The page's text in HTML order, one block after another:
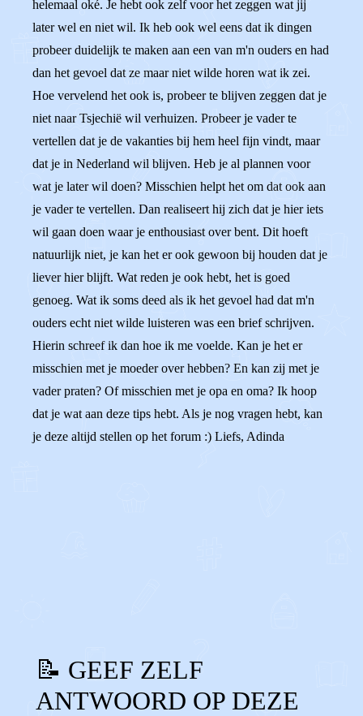
helemaal oké. Je hebt ook zelf voor het zeggen wat jij
later wel en niet wil. Ik heb ook wel eens dat ik dingen
probeer duidelijk te maken aan een van m'n ouders en had
dan het gevoel dat ze maar niet wilde horen wat ik zei.
Hoe vervelend het ook is, probeer te blijven zeggen dat je
niet naar Tsjechië wil verhuizen. Probeer je vader te
vertellen dat je de vakanties bij hem heel fijn vindt, maar
dat je in Nederland wil blijven. Heb je al plannen voor
wat je later wil doen? Misschien helpt het om dat ook aan
je vader te vertellen. Dan realiseert hij zich dat je hier iets
wil gaan doen waar je enthousiast over bent. Dit hoeft
natuurlijk niet, je kan het er ook gewoon bij houden dat je
liever hier blijft. Wat reden je ook hebt, het is goed
genoeg. Wat ik soms deed als ik het gevoel had dat m'n
ouders echt niet wilde luisteren was een brief schrijven.
Hierin schreef ik dan hoe ik me voelde. Kan je het er
misschien met je moeder over hebben? En kan zij met je
vader praten? Of misschien met je opa en oma? Ik hoop
dat je wat aan deze tips hebt. Als je nog vragen hebt, kan
je deze altijd stellen op het forum :) Liefs, Adinda
📝 GEEF ZELF
ANTWOORD OP DEZE